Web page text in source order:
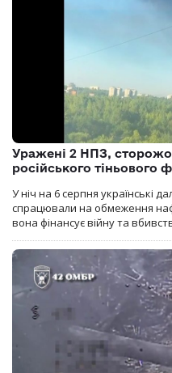
Уражені 2 НПЗ,
російського тіньового
У ніч на 6 серпня українські
спрацювали на обмеження
вона фінансує війну та